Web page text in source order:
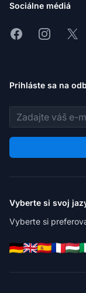
Sociálne médiá
FacebookInstagram
X
Prihláste sa na
E-mailová adresa
Vyberte si svoj
Vyberte si